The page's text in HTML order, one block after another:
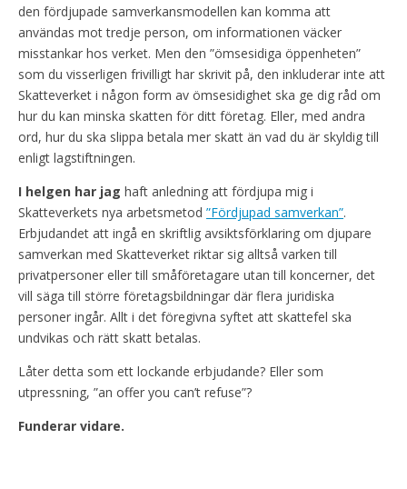
den fördjupade samverkansmodellen kan komma att
användas mot tredje person, om informationen väcker
misstankar hos verket. Men den ”ömsesidiga öppenheten”
som du visserligen frivilligt har skrivit på, den inkluderar inte att
Skatteverket i någon form av ömsesidighet ska ge dig råd om
hur du kan minska skatten för ditt företag. Eller, med andra
ord, hur du ska slippa betala mer skatt än vad du är skyldig till
enligt lagstiftningen.
I helgen har jag haft anledning att fördjupa mig i
Skatteverkets nya arbetsmetod ”Fördjupad samverkan”.
Erbjudandet att ingå en skriftlig avsiktsförklaring om djupare
samverkan med Skatteverket riktar sig alltså varken till
privatpersoner eller till småföretagare utan till koncerner, det
vill säga till större företagsbildningar där flera juridiska
personer ingår. Allt i det föregivna syftet att skattefel ska
undvikas och rätt skatt betalas.
Låter detta som ett lockande erbjudande? Eller som
utpressning, ”an offer you can’t refuse”?
Funderar vidare.